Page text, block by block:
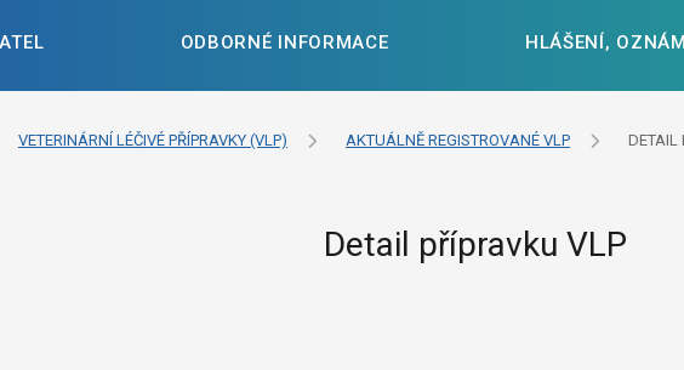
ODBORNÉ INFORMACE HLÁŠENÍ,
VETERINÁRNÍ LÉČIVÉ PŘÍPRAVKY (VLP) AKTUÁLNĚ REGISTROVANÉ VLP DETAIL
Detail přípravku VLP